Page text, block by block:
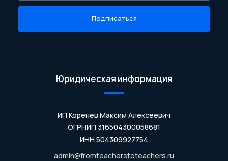
Подписаться
Юридическая информация
ИП Коренев Максим Алексеевич
ОГРНИП 316504300058681
ИНН 504309927754
admin@fromteacherstoteachers.ru